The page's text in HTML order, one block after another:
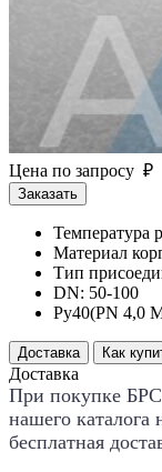
Цена по запросу ₽
Заказать
Температура
Материал
Тип
DN: 50-100
Ру40(PN 4,0
Доставка Как
Доставка
При покупке БРС
нашего каталога
бесплатная